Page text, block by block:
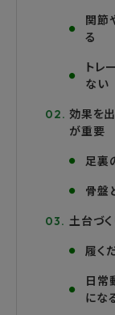
関節
る
トレ
ない
効果を
が重要
足裏
骨盤
土台づ
履く
日常
にな